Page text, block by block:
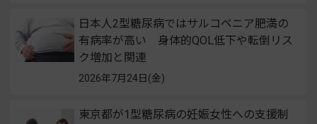
日本人2型糖尿病ではサルコペニア肥満の
有病率が高い 身体的QOL低下や転倒リス
ク増加と関連
2026年7月24日(金)
東京都が1型糖尿病の妊娠女性への支援制